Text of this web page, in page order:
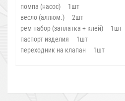
помпа (насос) 1шт
весло (аллюм.) 2шт
рем набор (заплатка + клей) 1шт
паспорт изделия 1шт
переходник на клапан 1шт